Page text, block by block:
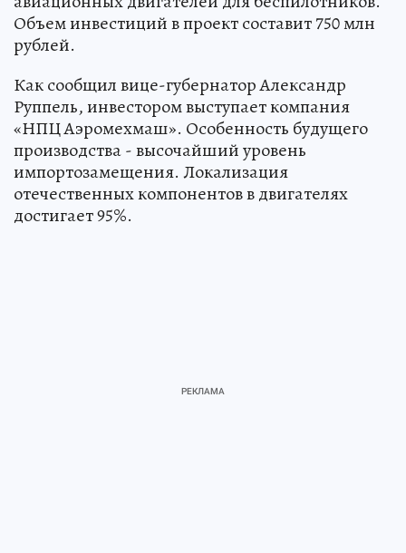
Объем инвестиций в проект составит 750 млн
рублей.
Как сообщил вице-губернатор Александр
Руппель, инвестором выступает компания
«НПЦ Аэромехмаш». Особенность будущего
производства - высочайший уровень
импортозамещения. Локализация
отечественных компонентов в двигателях
достигает 95%.